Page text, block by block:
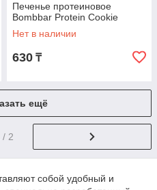
Печенье протеиновое
Bombbar Protein Cookie
Нет в наличии
630 ₸
ещё
/ 2
собой удобный и